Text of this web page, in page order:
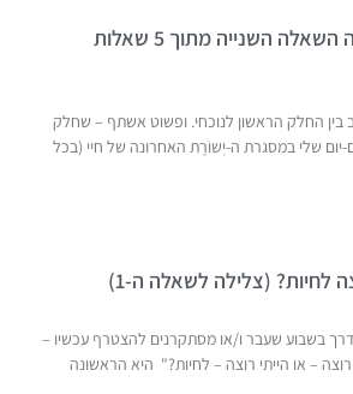
ככלות העיכוב – הנה השאלה השנייה מתוך 5 שאלות
בין החלק הראשון לנוכחי. ופשוט אשתף – שחלק
יום שלי במסגרת ה-יְשוֹרֶת האחרונה של חיי (בכל
לחיות? (צלילה לשאלה ה-1)
בשבוע שעבר ו/או מסתקרנים להצטרף עכשיו –
– או הייתי רוצה – לחיות?" היא הראשונה